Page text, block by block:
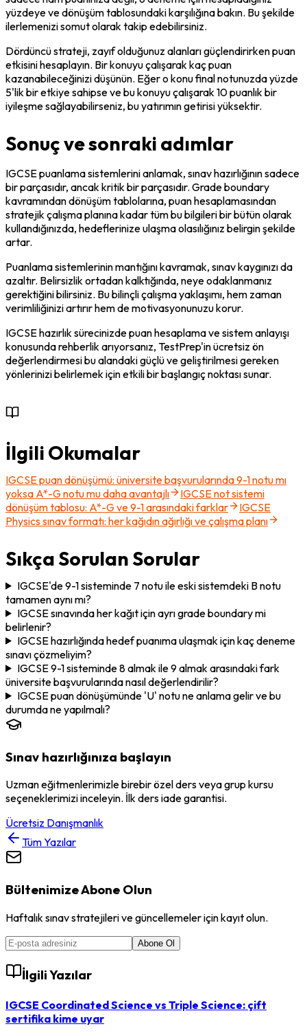
yüzdeye ve dönüşüm tablosundaki karşılığına bakın. Bu şekilde
ilerlemenizi somut olarak takip edebilirsiniz.
Dördüncü strateji, zayıf olduğunuz alanları güçlendirirken puan
etkisini hesaplayın. Bir konuyu çalışarak kaç puan
kazanabileceğinizi düşünün. Eğer o konu final notunuzda yüzde
5'lik bir etkiye sahipse ve bu konuyu çalışarak 10 puanlık bir
iyileşme sağlayabilirseniz, bu yatırımın getirisi yüksektir.
Sonuç ve sonraki adımlar
IGCSE puanlama sistemlerini anlamak, sınav hazırlığının sadece
bir parçasıdır, ancak kritik bir parçasıdır. Grade boundary
kavramından dönüşüm tablolarına, puan hesaplamasından
stratejik çalışma planına kadar tüm bu bilgileri bir bütün olarak
kullandığınızda, hedeflerinize ulaşma olasılığınız belirgin şekilde
artar.
Puanlama sistemlerinin mantığını kavramak, sınav kaygınızı da
azaltır. Belirsizlik ortadan kalktığında, neye odaklanmanız
gerektiğini bilirsiniz. Bu bilinçli çalışma yaklaşımı, hem zaman
verimliliğinizi artırır hem de motivasyonunuzu korur.
IGCSE hazırlık sürecinizde puan hesaplama ve sistem anlayışı
konusunda rehberlik arıyorsanız, TestPrep'in ücretsiz ön
değerlendirmesi bu alandaki güçlü ve geliştirilmesi gereken
yönlerinizi belirlemek için etkili bir başlangıç noktası sunar.
İlgili Okumalar
IGCSE puan dönüşümü: üniversite başvurularında 9-1 notu mı
yoksa A*-G notu mu daha avantajlı
IGCSE not sistemi
dönüşüm tablosu: A*-G ve 9-1 arasındaki farklar
IGCSE
Physics sınav formatı: her kağıdın ağırlığı ve çalışma planı
Sıkça Sorulan Sorular
IGCSE'de 9-1 sisteminde 7 notu ile eski sistemdeki B notu
tamamen aynı mı?
IGCSE sınavında her kağıt için ayrı grade boundary mi
belirlenir?
IGCSE hazırlığında hedef puanıma ulaşmak için kaç deneme
sınavı çözmeliyim?
IGCSE 9-1 sisteminde 8 almak ile 9 almak arasındaki fark
üniversite başvurularında nasıl değerlendirilir?
IGCSE puan dönüşümünde 'U' notu ne anlama gelir ve bu
durumda ne yapılmalı?
Sınav hazırlığınıza başlayın
Uzman eğitmenlerimizle birebir özel ders veya grup kursu
seçeneklerimizi inceleyin. İlk ders iade garantisi.
Ücretsiz Danışmanlık
Tüm Yazılar
Bültenimize Abone Olun
Haftalık sınav stratejileri ve güncellemeler için kayıt olun.
Abone Ol
İlgili Yazılar
IGCSE Coordinated Science vs Triple Science: çift
sertifika kime uyar